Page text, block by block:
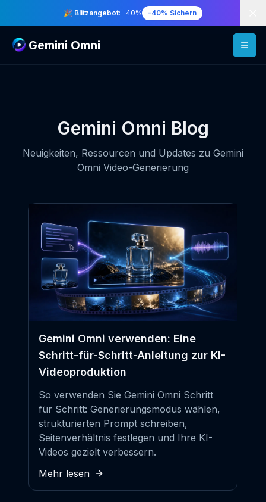
🎉 Blitzangebot: -40% -40% Sichern
Gemini Omni
Gemini Omni Blog
Neuigkeiten, Ressourcen und Updates zu Gemini
Omni Video-Generierung
Gemini Omni verwenden: Eine
Schritt-für-Schritt-Anleitung zur KI-
Videoproduktion
So verwenden Sie Gemini Omni Schritt
für Schritt: Generierungsmodus wählen,
strukturierten Prompt schreiben,
Seitenverhältnis festlegen und Ihre KI-
Videos gezielt verbessern.
Mehr lesen